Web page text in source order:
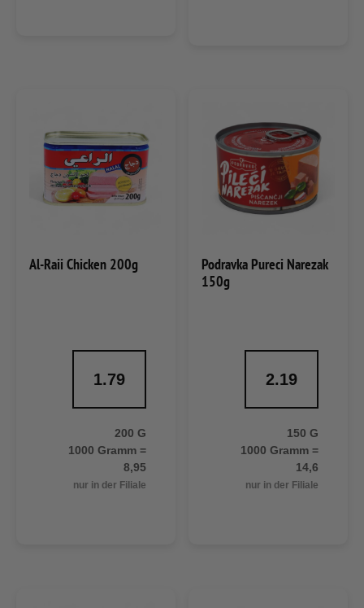
Al-Raii Chicken 200g
1.79
200 G
1000 Gramm =
8,95
nur in der Filiale
Podravka Pureci Narezak
150g
2.19
150 G
1000 Gramm =
14,6
nur in der Filiale